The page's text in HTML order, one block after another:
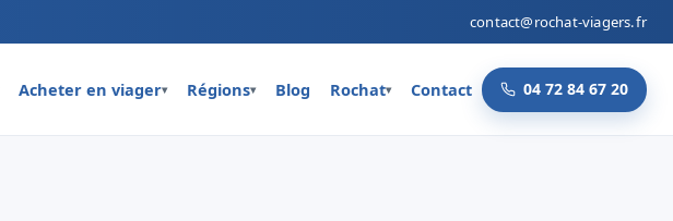
contact@rochat-viagers.fr
Acheter en viager▾ Régions▾ Blog Rochat▾ Contact 04 72 84 67 20